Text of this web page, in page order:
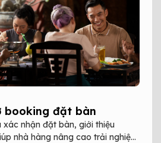
booking đặt bàn
xác nhận đặt bàn, giới thiệu
nhà hàng nâng cao trải nghiệm